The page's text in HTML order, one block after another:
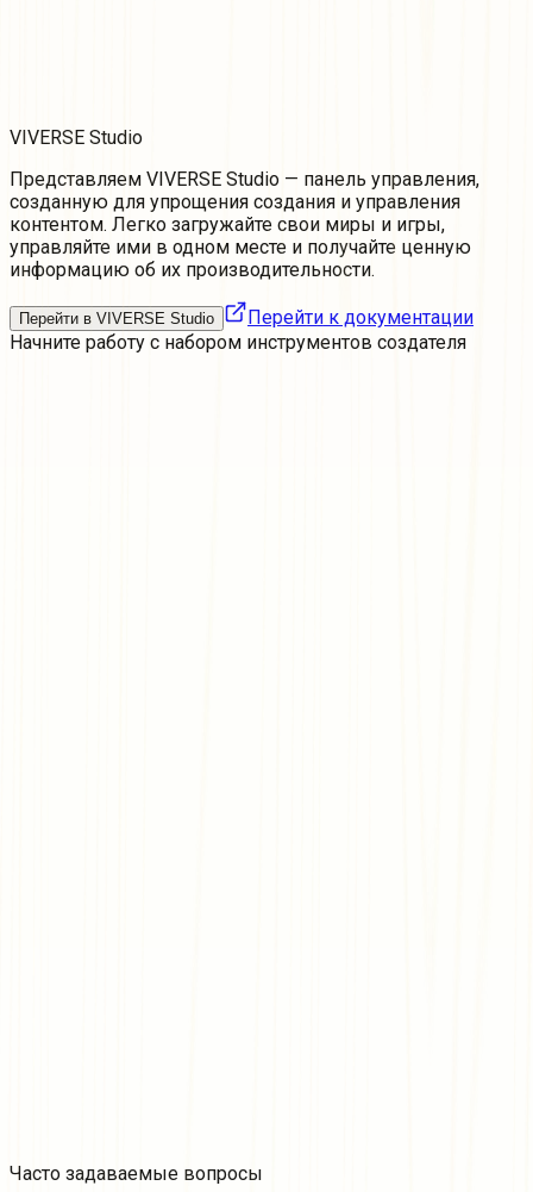
VIVERSE Studio
Представляем VIVERSE Studio — панель управления,
созданную для упрощения создания и управления
контентом. Легко загружайте свои миры и игры,
управляйте ими в одном месте и получайте ценную
информацию об их производительности.
Перейти в VIVERSE Studio
Перейти к документации
Начните работу с набором инструментов создателя
Часто задаваемые вопросы